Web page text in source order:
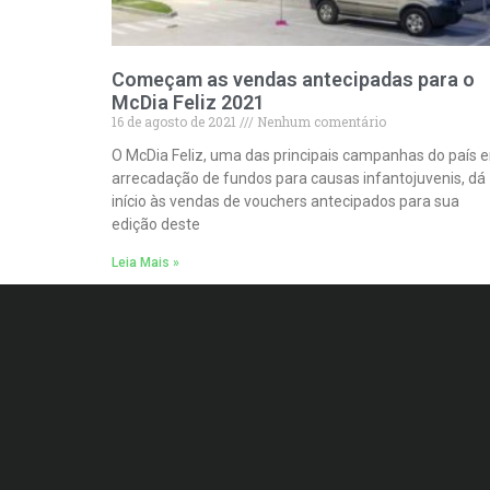
Começam as vendas antecipadas para o
McDia Feliz 2021
16 de agosto de 2021
Nenhum comentário
O McDia Feliz, uma das principais campanhas do país
arrecadação de fundos para causas infantojuvenis, dá
início às vendas de vouchers antecipados para sua
edição deste
Leia Mais »